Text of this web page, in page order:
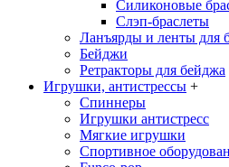
Силиконовые
Cлэп-браслеты
Ланъярды и ленты для
Бейджи
Ретракторы для бейджа
Игрушки, антистрессы +
Спиннеры
Игрушки антистресс
Мягкие игрушки
Спортивное